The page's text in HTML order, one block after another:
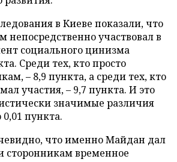
в Киеве показали, что
непосредственно участвовал в
социального цинизма
Среди тех, кто просто
– 8,9 пункта, а среди тех, кто
участия, – 9,7 пункта. И это
значимые различия
0,01 пункта.
что именно Майдан дал
сторонникам временное